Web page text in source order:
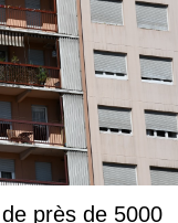
près de 5000